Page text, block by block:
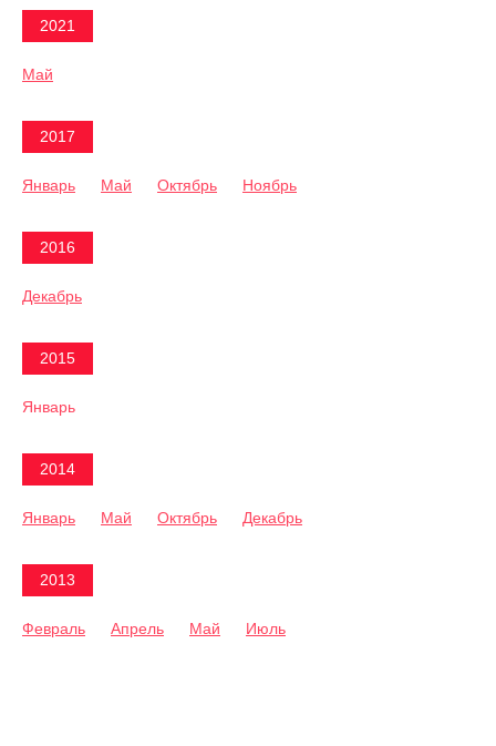
2021
Май
2017
Январь Май Октябрь Ноябрь
2016
Декабрь
2015
Январь
2014
Январь Май Октябрь Декабрь
2013
Февраль Апрель Май Июль